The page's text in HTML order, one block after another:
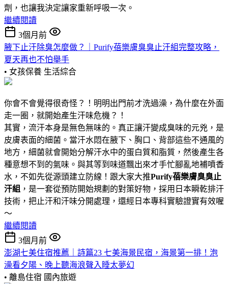
劑，也讓我決定讓家重新呼吸一次。
繼續閱讀
3個月前
腋下止汗除臭怎麼做？｜Purify蓓樂膚臭臭止汗組完整攻略，
夏天再也不怕舉手
• 女孩保養 生活綜合
你會不會覺得很奇怪？！明明出門前才洗過澡，為什麼在外面
走一圈，就開始產生汗味危機？！
其實，流汗本身是無色無味的。真正讓汗變成臭味的元兇，是
皮膚表面的細菌。當汗水悶在腋下、胸口、背部這些不通風的
地方，細菌就會開始分解汗水中的蛋白質和脂質，然後產生各
種意想不到的氣味。與其等到味道飄出來才手忙腳亂地補噴香
水，不如先從源頭建立防線！跟大家大推Purify蓓樂膚臭臭止
汗組 ，是一套從預防開始規劃的對策好物，採用日本瞬乾排汗
技術，把止汗和汗味分開處理，還經日本專科實驗證實有效喔
～
繼續閱讀
3個月前
澎湖七美住宿推薦｜詩篇23 七美海景民宿，海景第一排！泡
澡看夕陽、晚上聽海浪聲入睡太夢幻
• 離島住宿 國內旅遊